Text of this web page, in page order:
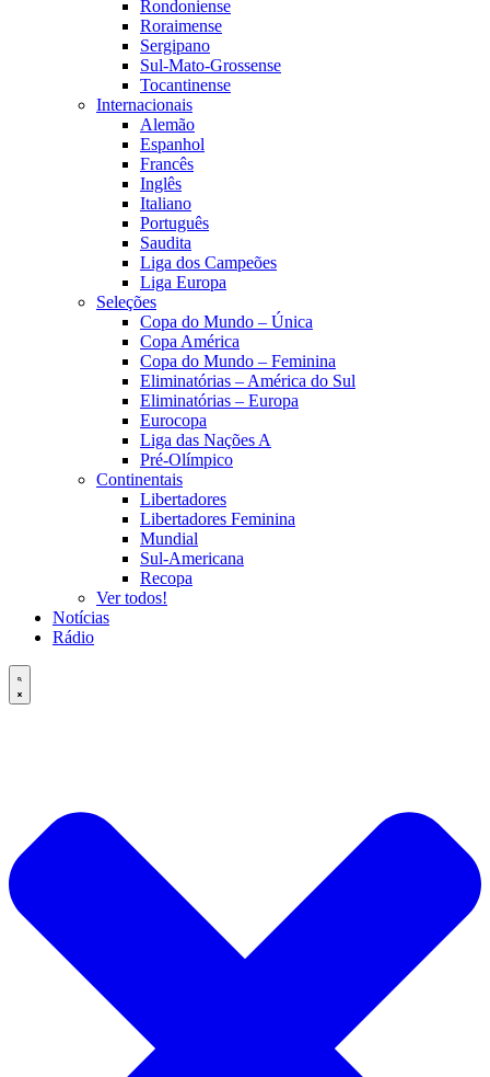
Rondoniense
Roraimense
Sergipano
Sul-Mato-Grossense
Tocantinense
Internacionais
Alemão
Espanhol
Francês
Inglês
Italiano
Português
Saudita
Liga dos Campeões
Liga Europa
Seleções
Copa do Mundo – Única
Copa América
Copa do Mundo – Feminina
Eliminatórias – América do Sul
Eliminatórias – Europa
Eurocopa
Liga das Nações A
Pré-Olímpico
Continentais
Libertadores
Libertadores Feminina
Mundial
Sul-Americana
Recopa
Ver todos!
Notícias
Rádio